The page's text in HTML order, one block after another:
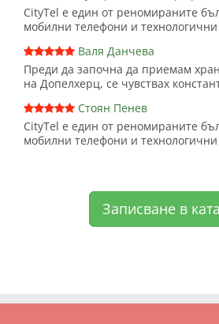
CityTel е един от реномираните
мобилни телефони и
Валя Данчева
Преди да започна да приемам
на Допелхерц, се чувствах
Стоян Пенев
CityTel е един от реномираните
мобилни телефони и
Записване в